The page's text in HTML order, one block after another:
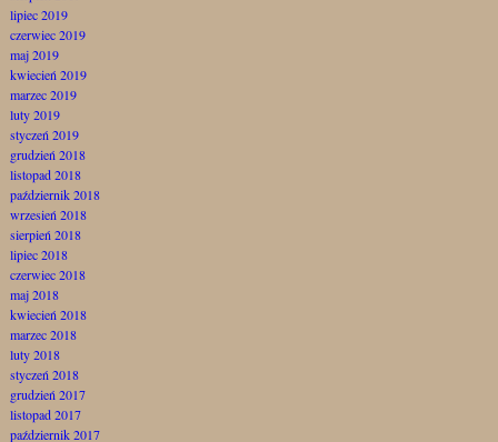
lipiec 2019
czerwiec 2019
maj 2019
kwiecień 2019
marzec 2019
luty 2019
styczeń 2019
grudzień 2018
listopad 2018
październik 2018
wrzesień 2018
sierpień 2018
lipiec 2018
czerwiec 2018
maj 2018
kwiecień 2018
marzec 2018
luty 2018
styczeń 2018
grudzień 2017
listopad 2017
październik 2017